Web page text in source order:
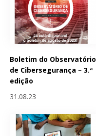
Boletim do Observatório
de Cibersegurança – 3.ª
edição
31.08.23